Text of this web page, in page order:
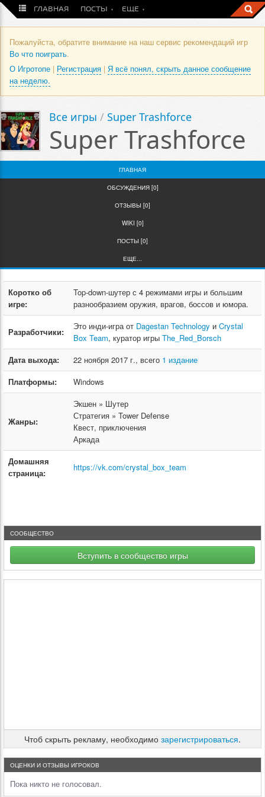
ГЛАВНАЯ ПОСТЫ ЕЩЕ
Пожалуйста, обратите внимание на наш сервис рекомендаций игр
Во что поиграть.
О Игротопе | Регистрация | Я всё понял, скрыть данное сообщение
на неделю.
Все игры / Super Trashforce
Super Trashforce
ГЛАВНАЯ
ОБСУЖДЕНИЯ [0]
ОТЗЫВЫ [0]
WIKI [0]
ПОСТЫ [0]
ЕЩЕ...
Коротко об
игре:
Top-down-шутер с 4 режимами игры и большим
разнообразием оружия, врагов, боссов и юмора.
Разработчики:
Это инди-игра от Dagestan Technology и Crystal
Box Team, куратор игры The_Red_Borsch
Дата выхода:
22 ноября 2017 г., всего 1 издание
Платформы:
Windows
Жанры:
Экшен » Шутер
Стратегия » Tower Defense
Квест, приключения
Аркада
Домашняя
страница:
https://vk.com/crystal_box_team
СООБЩЕСТВО
Вступить в сообщество игры
Чтоб скрыть рекламу, необходимо зарегистрироваться.
ОЦЕНКИ И ОТЗЫВЫ ИГРОКОВ
Пока никто не голосовал.